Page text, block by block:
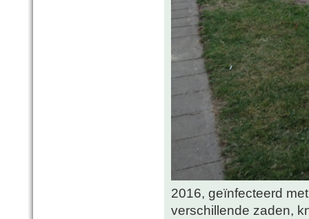
2016, geïnfecteerd
verschillende zaden,